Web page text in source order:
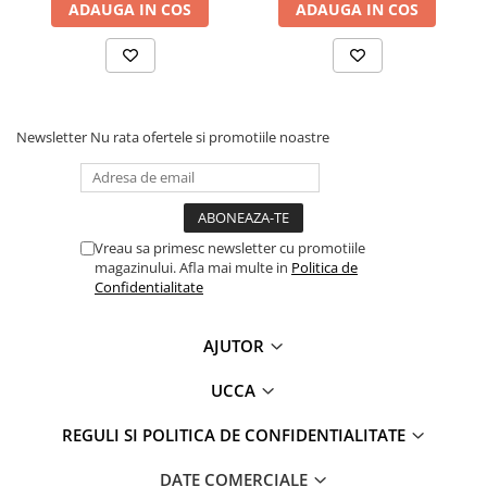
ADAUGA IN COS ADAUGA IN COS
Newsletter Nu rata ofertele si promotiile noastre
Vreau sa primesc newsletter cu promotiile
magazinului. Afla mai multe in Politica de
Confidentialitate
AJUTOR
UCCA
REGULI SI POLITICA DE CONFIDENTIALITATE
DATE COMERCIALE